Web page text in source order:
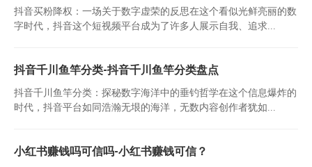
抖音买粉降权：一场关于数字虚荣的反思在这个看似光鲜亮丽的数
字时代，抖音这个短视频平台成为了许多人展示自我、追求...
抖音千川鱼竿分类-抖音千川鱼竿分类盘点
抖音千川鱼竿分类：探秘数字海洋中的垂钓哲学在这个信息爆炸的
时代，抖音平台如同浩瀚无垠的海洋，无数内容创作者犹如...
小红书赚钱吗可信吗-小红书赚钱可信？